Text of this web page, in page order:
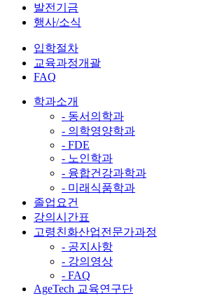
발전기금
행사/소식
입학절차
교육과정개괄
FAQ
학과소개
- 동서의학과
- 의학영양학과
- FDE
- 노인학과
- 융합건강과학과
- 미래식품학과
졸업요건
강의시간표
고령친화산업전문가과정
- 공지사항
- 강의영상
- FAQ
AgeTech 교육연구단